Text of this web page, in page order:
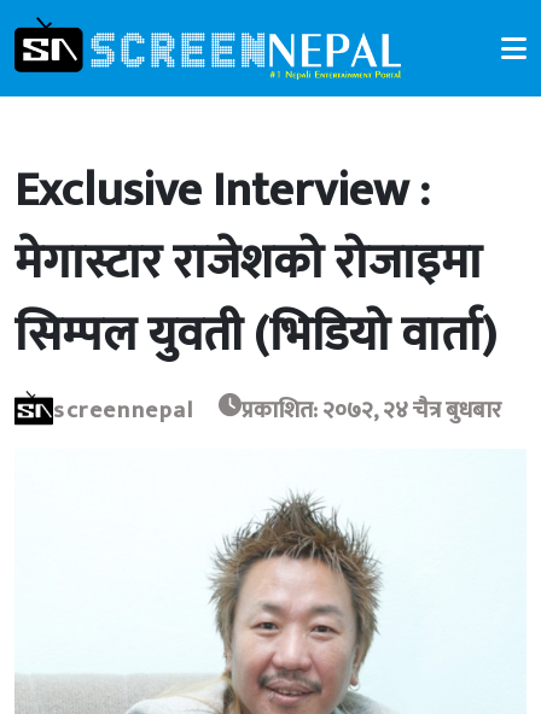
Exclusive Interview :
मेगास्टार राजेशको रोजाइमा
सिम्पल युवती (भिडियो वार्ता)
screennepal प्रकाशित: २०७२, २४ चैत्र बुधबार